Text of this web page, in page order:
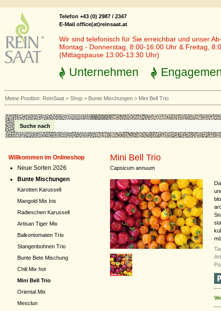
Telefon +43 (0) 2987 / 2347
E-Mail office(at)reinsaat.at
Wir sind telefonisch für Sie erreichbar und unser
Montag - Donnerstag, 8:00-16:00 Uhr & Freitag,
(Mittagspause 13:00-13:30 Uhr)
Unternehmen
Meine Position: ReinSaat > Shop > Bunte Mischungen > Mini Bell Trio
Suche nach
Willkommen im Onlineshop
Neue Sorten 2026
Bunte Mischungen
Karotten Karussell
Mangold Mix Iris
Radieschen Karussell
Artisan Tiger Mix
Balkontomaten Trio
Stangenbohnen Trio
Bunte Bete Mischung
Chili Mix hot
Mini Bell Trio
Oriental Mix
Mesclun
Mini Bell Trio
Capsicum annuum